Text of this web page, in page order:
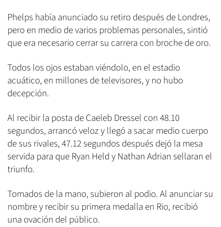
Phelps había anunciado su retiro después de Londres,
pero en medio de varios problemas personales, sintió
que era necesario cerrar su carrera con broche de oro.
Todos los ojos estaban viéndolo, en el estadio
acuático, en millones de televisores, y no hubo
decepción.
Al recibir la posta de Caeleb Dressel con 48.10
segundos, arrancó veloz y llegó a sacar medio cuerpo
de sus rivales, 47.12 segundos después dejó la mesa
servida para que Ryan Held y Nathan Adrian sellaran el
triunfo.
Tomados de la mano, subieron al podio. Al anunciar su
nombre y recibir su primera medalla en Rio, recibió
una ovación del público.